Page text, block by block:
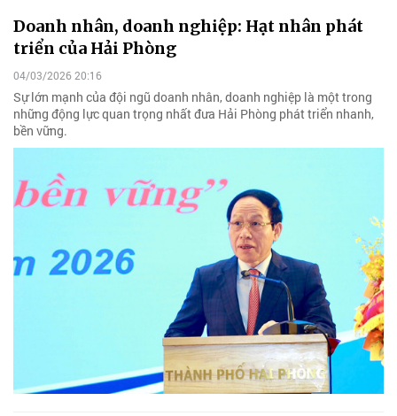
Doanh nhân, doanh nghiệp: Hạt nhân phát
triển của Hải Phòng
04/03/2026 20:16
Sự lớn mạnh của đội ngũ doanh nhân, doanh nghiệp là một trong
những động lực quan trọng nhất đưa Hải Phòng phát triển nhanh,
bền vững.